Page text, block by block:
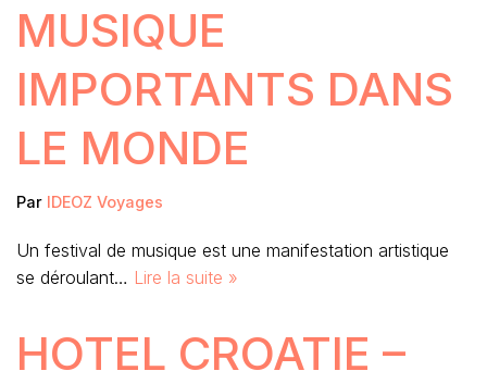
MUSIQUE
IMPORTANTS DANS
LE MONDE
Par IDEOZ Voyages
Un festival de musique est une manifestation artistique
se déroulant… Lire la suite »
HOTEL CROATIE –